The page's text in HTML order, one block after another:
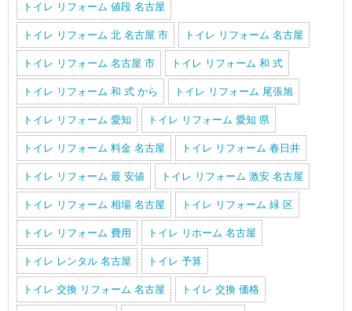
トイレ リフォーム 値段 名古屋
トイレ リフォーム 北 名古屋 市 トイレ リフォーム 名古屋
トイレ リフォーム 名古屋 市 トイレ リフォーム 和 式
トイレ リフォーム 和 式 から トイレ リフォーム 尾張旭
トイレ リフォーム 愛知 トイレ リフォーム 愛知 県
トイレ リフォーム 料金 名古屋 トイレ リフォーム 春日井
トイレ リフォーム 最 安値 トイレ リフォーム 激安 名古屋
トイレ リフォーム 相場 名古屋 トイレ リフォーム 緑 区
トイレ リフォーム 費用 トイレ リホーム 名古屋
トイレ レンタル 名古屋 トイレ 予算
トイレ 交換 リフォーム 名古屋 トイレ 交換 価格